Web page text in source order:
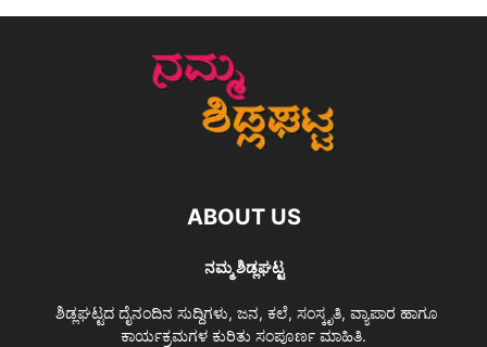
ABOUT US
ನಮ್ಮ ಶಿಡ್ಲಘಟ್ಟ
ಶಿಡ್ಲಘಟ್ಟದ ದೈನಂದಿನ ಸುದ್ದಿಗಳು, ಜನ, ಕಲೆ, ಸಂಸ್ಕೃತಿ, ವ್ಯಾಪಾರ ಹಾಗೂ
ಕಾರ್ಯಕ್ರಮಗಳ ಕುರಿತು ಸಂಪೂರ್ಣ ಮಾಹಿತಿ.